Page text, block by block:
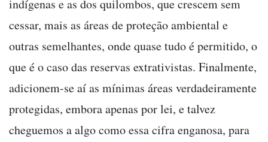
indígenas e as dos quilombos, que crescem sem
cessar, mais as áreas de proteção ambiental e
outras semelhantes, onde quase tudo é permitido, o
que é o caso das reservas extrativistas. Finalmente,
adicionem-se aí as mínimas áreas verdadeiramente
protegidas, embora apenas por lei, e talvez
cheguemos a algo como essa cifra enganosa, para